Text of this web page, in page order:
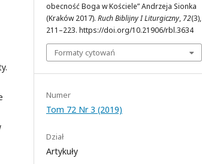
obecność Boga w Kościele” Andrzeja Sionka
(Kraków 2017). Ruch Biblijny I Liturgiczny, 72(3),
211–223. https://doi.org/10.21906/rbl.3634
Formaty cytowań
Numer
Tom 72 Nr 3 (2019)
Dział
Artykuły